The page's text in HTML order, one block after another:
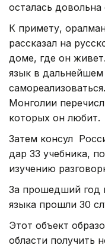
осталась довольна
К примету,
рассказал на
доме, где он
язык в
Монголии
которых он любит.
Затем консул
дар 33 учебника,
изучению
За прошедший год
языка прошли 30
Этот объект
области получить